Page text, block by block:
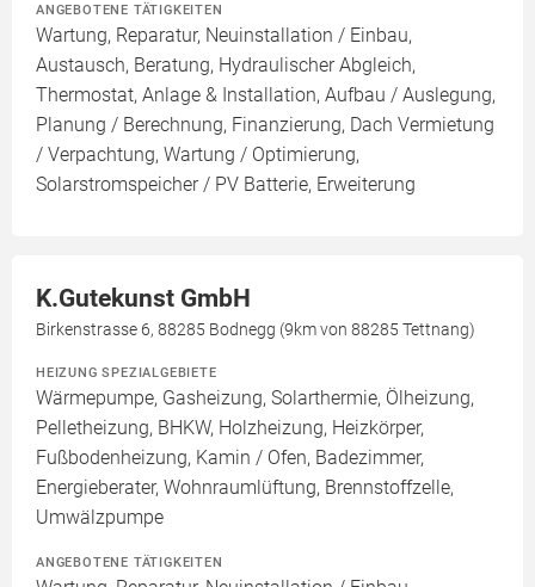
ANGEBOTENE TÄTIGKEITEN
Wartung, Reparatur, Neuinstallation / Einbau,
Austausch, Beratung, Hydraulischer Abgleich,
Thermostat, Anlage & Installation, Aufbau / Auslegung,
Planung / Berechnung, Finanzierung, Dach Vermietung
/ Verpachtung, Wartung / Optimierung,
Solarstromspeicher / PV Batterie, Erweiterung
K.Gutekunst GmbH
Birkenstrasse 6, 88285 Bodnegg (9km von 88285 Tettnang)
HEIZUNG SPEZIALGEBIETE
Wärmepumpe, Gasheizung, Solarthermie, Ölheizung,
Pelletheizung, BHKW, Holzheizung, Heizkörper,
Fußbodenheizung, Kamin / Ofen, Badezimmer,
Energieberater, Wohnraumlüftung, Brennstoffzelle,
Umwälzpumpe
ANGEBOTENE TÄTIGKEITEN